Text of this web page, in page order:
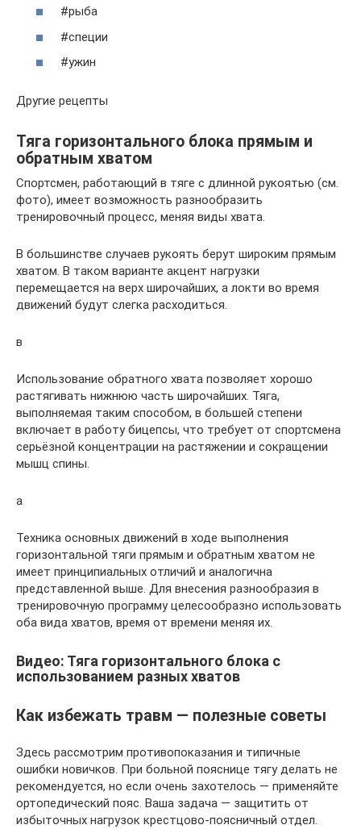
#рыба
#специи
#ужин
Другие рецепты
Тяга горизонтального блока прямым и
обратным хватом
Спортсмен, работающий в тяге с длинной рукоятью (см.
фото), имеет возможность разнообразить
тренировочный процесс, меняя виды хвата.
В большинстве случаев рукоять берут широким прямым
хватом. В таком варианте акцент нагрузки
перемещается на верх широчайших, а локти во время
движений будут слегка расходиться.
в
Использование обратного хвата позволяет хорошо
растягивать нижнюю часть широчайших. Тяга,
выполняемая таким способом, в большей степени
включает в работу бицепсы, что требует от спортсмена
серьёзной концентрации на растяжении и сокращении
мышц спины.
а
Техника основных движений в ходе выполнения
горизонтальной тяги прямым и обратным хватом не
имеет принципиальных отличий и аналогична
представленной выше. Для внесения разнообразия в
тренировочную программу целесообразно использовать
оба вида хватов, время от времени меняя их.
Видео: Тяга горизонтального блока с
использованием разных хватов
Как избежать травм — полезные советы
Здесь рассмотрим противопоказания и типичные
ошибки новичков. При больной пояснице тягу делать не
рекомендуется, но если очень захотелось — применяйте
ортопедический пояс. Ваша задача — защитить от
избыточных нагрузок крестцово-поясничный отдел.